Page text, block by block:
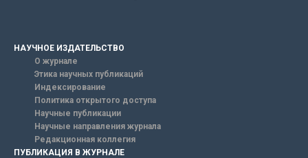
НАУЧНОЕ ИЗДАТЕЛЬСТВО
О журнале
Этика научных публикаций
Индексирование
Политика открытого доступа
Научные публикации
Научные направления журнала
Редакционная коллегия
ПУБЛИКАЦИЯ В ЖУРНАЛЕ